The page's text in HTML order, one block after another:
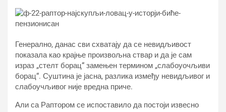
Генерално, данас сви схватају да се невидљивост
показала као крајње произвољна ствар и да је сам
израз „стелт борац“ замењен термином „слабоуочљиви
борац“. Суштина је јасна, разлика између невидљивог и
слабоучљивог није вредна приче.
Али са Раптором се испоставило да постоји извесно